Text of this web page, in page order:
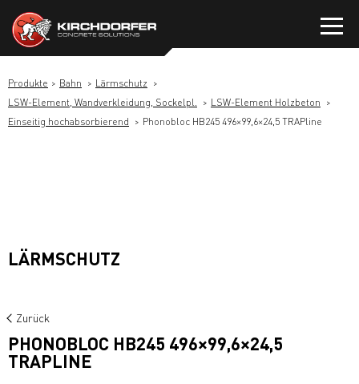
Inhalt
springen
Produkte Bahn
Lärmschutz
LSW-Element, Wandverkleidung, Sockelpl.
LSW-Element Holzbeton
Einseitig hochabsorbierend
Phonobloc HB245 496×99,6×24,5 TRAPline
LÄRMSCHUTZ
Zurück
PHONOBLOC HB245 496×99,6×24,5
TRAPLINE